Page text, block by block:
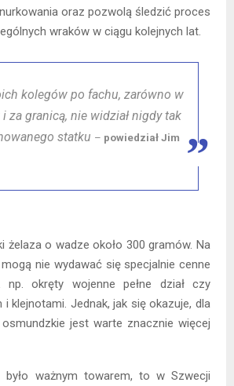
oraz pozwolą śledzić proces
wraków w ciągu kolejnych lat.
kolegów po fachu, zarówno w
za granicą, nie widział nigdy tak
statku – powiedział Jim
żelaza o wadze około 300 gramów. Na
nie wydawać się specjalnie cenne
okręty wojenne pełne dział czy
i klejnotami. Jednak, jak się okazuje, dla
jest warte znacznie więcej
ważnym towarem, to w Szwecji